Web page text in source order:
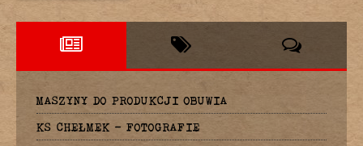
MASZYNY DO PRODUKCJI OBUWIA
KS CHEŁMEK – FOTOGRAFIE